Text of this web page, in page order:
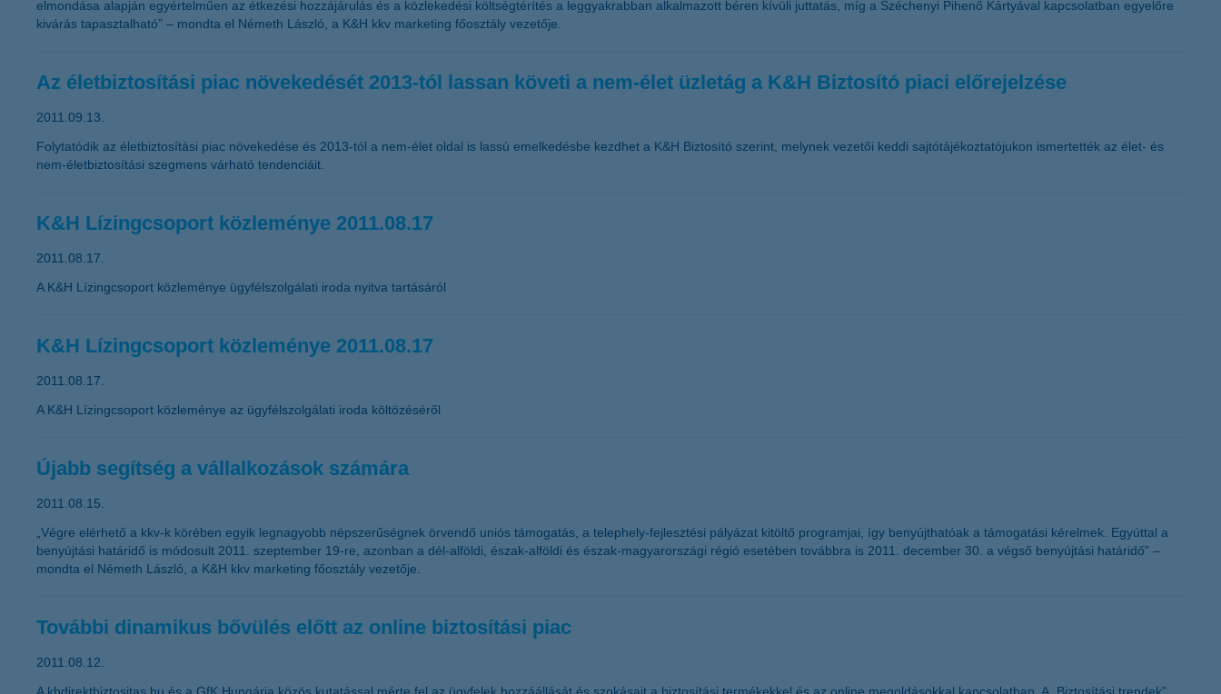
elmondása alapján egyértelműen az étkezési hozzájárulás és a közlekedési költségtérítés a leggyakrabban alkalmazott béren kívüli juttatás, míg a Széchenyi Pihenő Kártyával kapcsolatban egyelőre
kivárás tapasztalható” – mondta el Németh László, a K&H kkv marketing főosztály vezetője.
Az életbiztosítási piac növekedését 2013-tól lassan követi a nem-élet üzletág a K&H Biztosító piaci előrejelzése
2011.09.13.
Folytatódik az életbiztosítási piac növekedése és 2013-tól a nem-élet oldal is lassú emelkedésbe kezdhet a K&H Biztosító szerint, melynek vezetői keddi sajtótájékoztatójukon ismertették az élet- és
nem-életbiztosítási szegmens várható tendenciáit.
K&H Lízingcsoport közleménye 2011.08.17
2011.08.17.
A K&H Lízingcsoport közleménye ügyfélszolgálati iroda nyitva tartásáról
K&H Lízingcsoport közleménye 2011.08.17
2011.08.17.
A K&H Lízingcsoport közleménye az ügyfélszolgálati iroda költözéséről
Újabb segítség a vállalkozások számára
2011.08.15.
„Végre elérhető a kkv-k körében egyik legnagyobb népszerűségnek örvendő uniós támogatás, a telephely-fejlesztési pályázat kitöltő programjai, így benyújthatóak a támogatási kérelmek. Egyúttal a
benyújtási határidő is módosult 2011. szeptember 19-re, azonban a dél-alföldi, észak-alföldi és észak-magyarországi régió esetében továbbra is 2011. december 30. a végső benyújtási határidő” –
mondta el Németh László, a K&H kkv marketing főosztály vezetője.
További dinamikus bővülés előtt az online biztosítási piac
2011.08.12.